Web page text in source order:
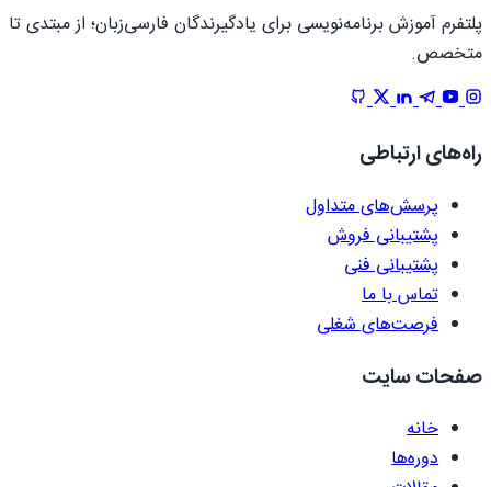
پلتفرم آموزش برنامه‌نویسی برای یادگیرندگان فارسی‌زبان؛ از مبتدی تا
متخصص.
راه‌های ارتباطی
پرسش‌های متداول
پشتیبانی فروش
پشتیبانی فنی
تماس با ما
فرصت‌های شغلی
صفحات سایت
خانه
دوره‌ها